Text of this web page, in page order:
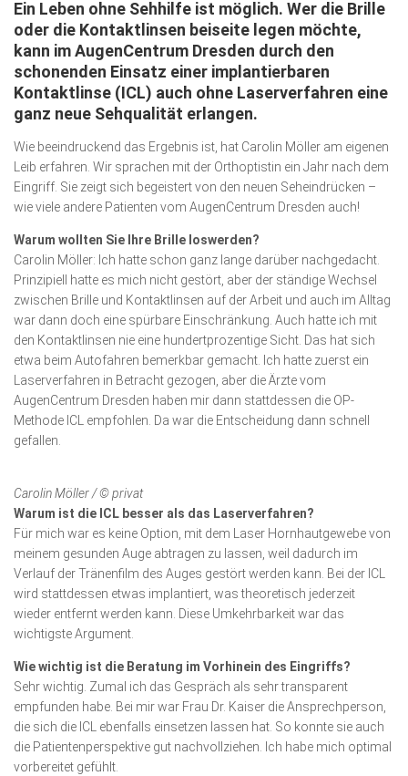
Wirtschaft, Recht, Finanzen
Zahn, Mund, Kiefer
Forum Gesundheit
Allgemein
Sehen
Innovationen
Kampf gegen Krebs
Hören
Lebensart
Ein Leben ohne Sehhilfe ist möglich. Wer die Brille
oder die Kontaktlinsen beiseite legen möchte,
kann im AugenCentrum Dresden durch den
schonenden Einsatz einer implantierbaren
Kontaktlinse (ICL) auch ohne Laserverfahren eine
ganz neue Sehqualität erlangen.
Wie beeindruckend das Ergebnis ist, hat Carolin Möller am eigenen
Leib erfahren. Wir sprachen mit der Orthoptistin ein Jahr nach dem
Eingriff. Sie zeigt sich begeistert von den neuen Sehein­drücken –
wie viele andere Patienten vom AugenCentrum Dresden auch!
Warum wollten Sie Ihre Brille loswerden?
Carolin Möller: Ich hatte schon ganz lange darüber nachgedacht.
Prinzipiell hatte es mich nicht gestört, aber der ständige Wech­sel
zwischen Brille und Kontaktlinsen auf der Arbeit und auch im Alltag
war dann doch eine spürbare Einschränkung. Auch hatte ich mit
den Kontaktlinsen nie eine hundertprozentige Sicht. Das hat sich
etwa beim Autofahren bemerkbar gemacht. Ich hatte zuerst ein
Laserverfahren in Betracht gezogen, aber die Ärzte vom
AugenCentrum Dresden haben mir dann stattdessen die OP-
Methode ICL empfohlen. Da war die Entscheidung dann schnell
gefallen.
Carolin Möller / © privat
Warum ist die ICL besser als das Laserverfahren?
Für mich war es keine Option, mit dem Laser Hornhautgewebe von
meinem gesunden Auge abtragen zu lassen, weil dadurch im
Verlauf der Tränenfilm des Auges gestört werden kann. Bei der ICL
wird stattdessen etwas implantiert, was theoretisch jederzeit
wieder entfernt werden kann. Diese Umkehrbarkeit war das
wichtigste Argument.
Wie wichtig ist die Beratung im Vorhinein des Eingriffs?
Sehr wichtig. Zumal ich das Gespräch als sehr transparent
empfunden habe. Bei mir war Frau Dr. Kaiser die Ansprechperson,
die sich die ICL ebenfalls einsetzen lassen hat. So konnte sie auch
die Patientenperspektive gut nachvollziehen. Ich habe mich optimal
vorbereitet gefühlt.